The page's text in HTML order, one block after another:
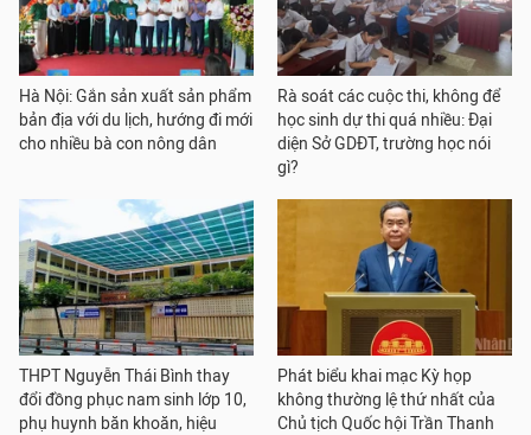
Hà Nội: Gắn sản xuất sản phẩm
bản địa với du lịch, hướng đi mới
cho nhiều bà con nông dân
Rà soát các cuộc thi, không để
học sinh dự thi quá nhiều: Đại
diện Sở GDĐT, trường học nói
gì?
THPT Nguyễn Thái Bình thay
đổi đồng phục nam sinh lớp 10,
phụ huynh băn khoăn, hiệu
Phát biểu khai mạc Kỳ họp
không thường lệ thứ nhất của
Chủ tịch Quốc hội Trần Thanh